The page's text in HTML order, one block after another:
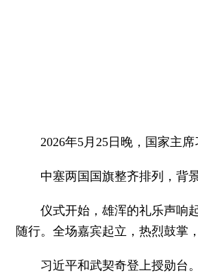
2026年5月25日晚，国家主
中塞两国国旗整齐排列，背
仪式开始，雄浑的礼乐声响
随行。全场嘉宾起立，热烈鼓掌
习近平和武契奇登上授勋台。